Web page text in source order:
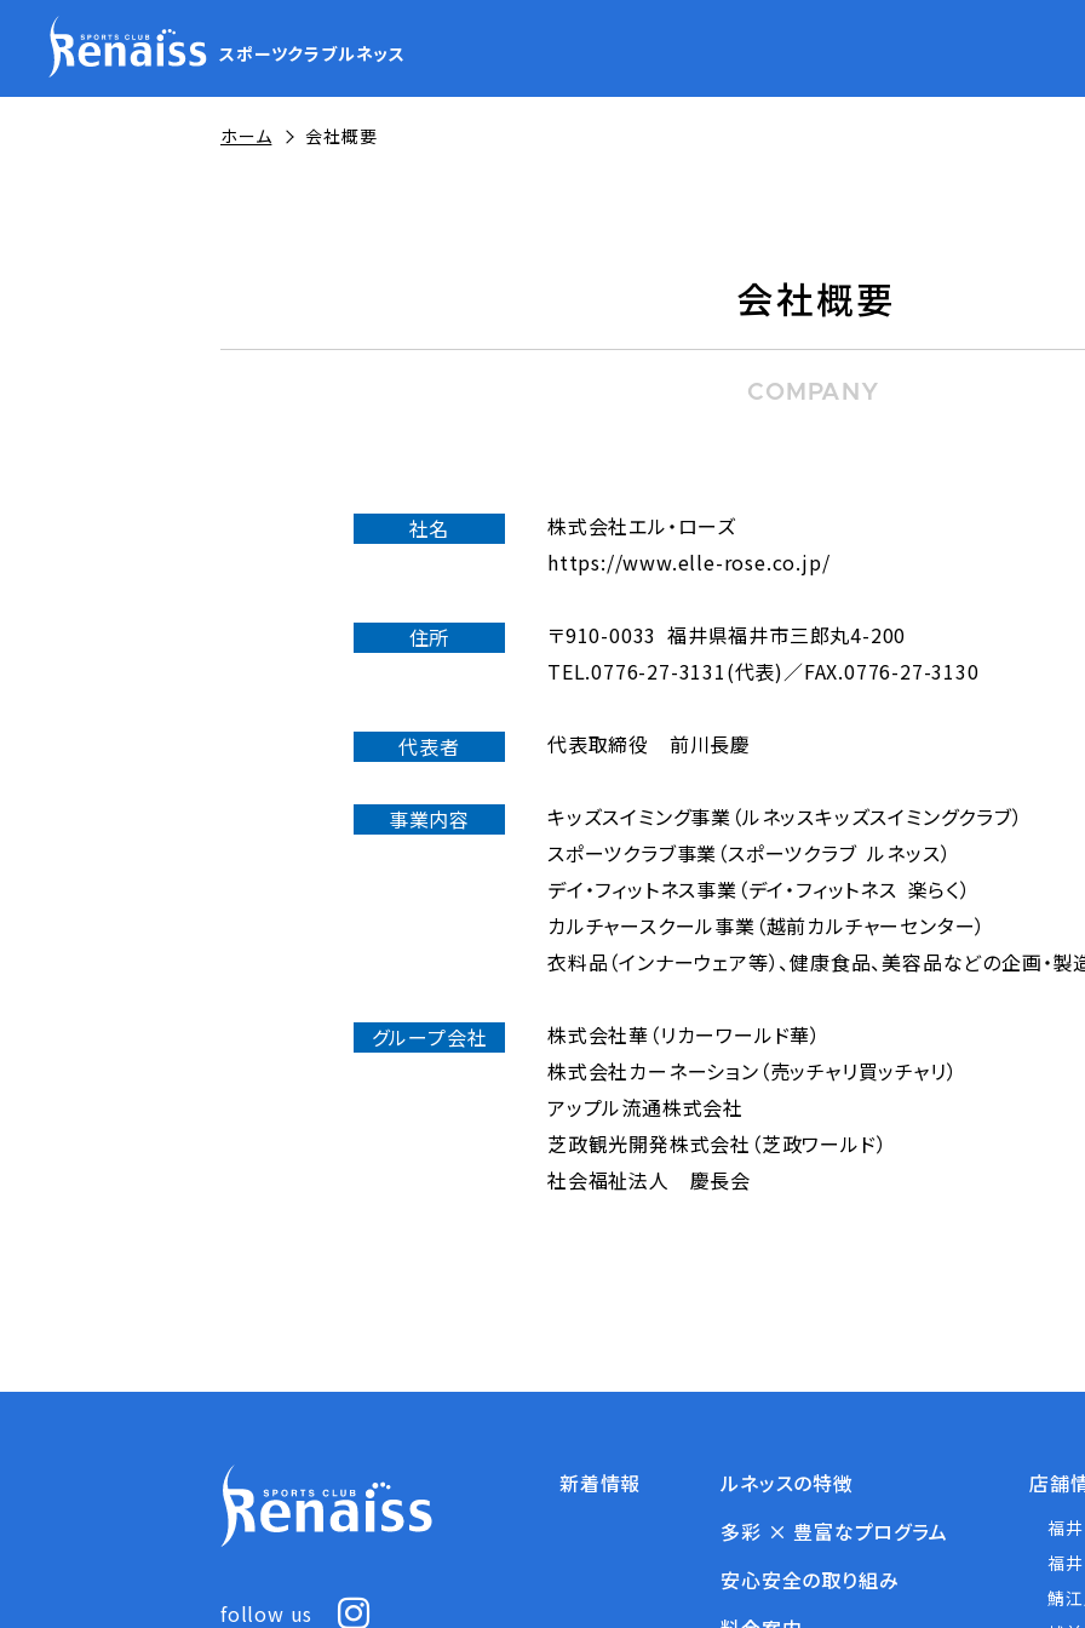
スポーツクラブルネッス
ホーム 会社概要
会社概要
COMPANY
社名
株式会社エル・ローズ
https://www.elle-rose.co.jp/
住所
〒910-0033 福井県福井市三郎丸4-200
TEL.0776-27-3131(代表)／FAX.0776-27-3130
代表者 代表取締役 前川長慶
事業内容
キッズスイミング事業（ルネッスキッズスイミングクラブ）
スポーツクラブ事業（スポーツクラブ ルネッス）
デイ・フィットネス事業（デイ・フィットネス 楽らく）
カルチャースクール事業（越前カルチャーセンター）
衣料品（インナーウェア等）、健康食品、美容品などの企画・製
グループ会社
株式会社華（リカーワールド華）
株式会社カーネーション（売ッチャリ買ッチャリ）
アップル流通株式会社
芝政観光開発株式会社（芝政ワールド）
社会福祉法人 慶長会
follow us
新着情報
ルネッスの特徴
多彩 × 豊富なプログラム
安心安全の取り組み
店舗
福
福
鯖